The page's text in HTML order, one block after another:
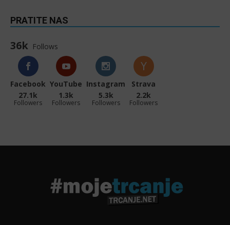
PRATITE NAS
36k Follows
Facebook
27.1k
Followers
YouTube
1.3k
Followers
Instagram
5.3k
Followers
Strava
2.2k
Followers